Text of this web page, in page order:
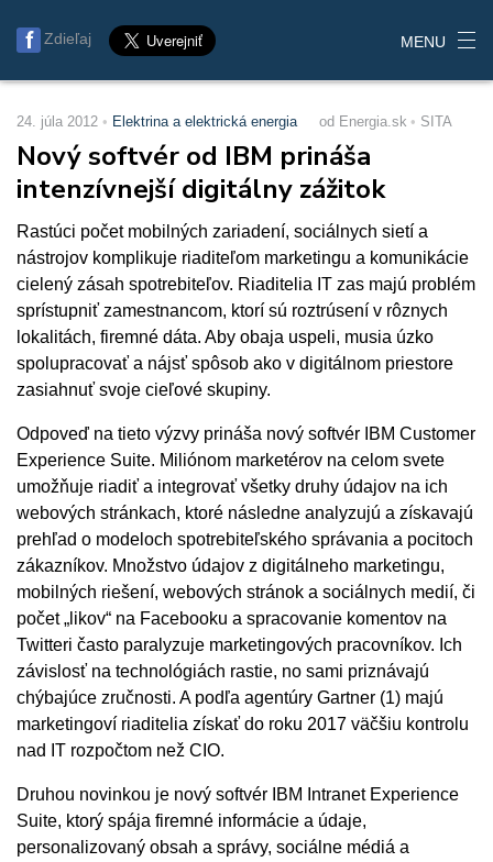
Zdieľaj MENU
24. júla 2012 Elektrina a elektrická energia od Energia.sk SITA
Nový softvér od IBM prináša
intenzívnejší digitálny zážitok
Rastúci počet mobilných zariadení, sociálnych sietí a
nástrojov komplikuje riaditeľom marketingu a komunikácie
cielený zásah spotrebiteľov. Riaditelia IT zas majú problém
sprístupniť zamestnancom, ktorí sú roztrúsení v rôznych
lokalitách, firemné dáta. Aby obaja uspeli, musia úzko
spolupracovať a nájsť spôsob ako v digitálnom priestore
zasiahnuť svoje cieľové skupiny.
Odpoveď na tieto výzvy prináša nový softvér IBM Customer
Experience Suite. Miliónom marketérov na celom svete
umožňuje riadiť a integrovať všetky druhy údajov na ich
webových stránkach, ktoré následne analyzujú a získavajú
prehľad o modeloch spotrebiteľského správania a pocitoch
zákazníkov. Množstvo údajov z digitálneho marketingu,
mobilných riešení, webových stránok a sociálnych medií, či
počet „likov“ na Facebooku a spracovanie komentov na
Twitteri často paralyzuje marketingových pracovníkov. Ich
závislosť na technológiách rastie, no sami priznávajú
chýbajúce zručnosti. A podľa agentúry Gartner (1) majú
marketingoví riaditelia získať do roku 2017 väčšiu kontrolu
nad IT rozpočtom než CIO.
Druhou novinkou je nový softvér IBM Intranet Experience
Suite, ktorý spája firemné informácie a údaje,
personalizovaný obsah a správy, sociálne médiá a